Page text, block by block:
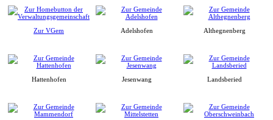
Zur VGem Adelshofen Althegnenberg
Hattenhofen Jesenwang Landsberied